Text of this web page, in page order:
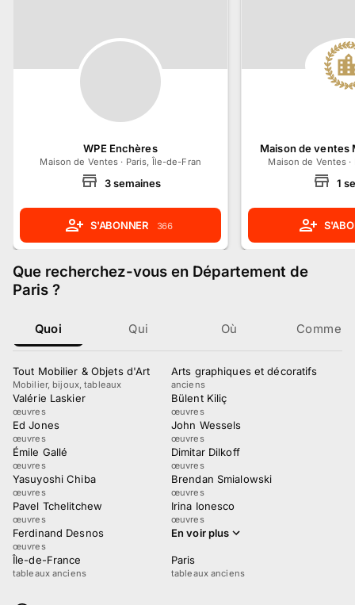
WPE Enchères
Maison de Ventes · Paris, Île-de-France
3semaines
S'ABONNER 366
Maison de ventes
Maison de Ventes ·
1
Que recherchez-vous en Département de
Paris ?
Quoi Qui Où Comment
Tout Mobilier & Objets d'Art
Mobilier, bijoux, tableaux
Arts graphiques et décoratifs
anciens
Valérie Laskier
œuvres
Bülent Kiliç
œuvres
Ed Jones
œuvres
John Wessels
œuvres
Émile Gallé
œuvres
Dimitar Dilkoff
œuvres
Yasuyoshi Chiba
œuvres
Brendan Smialowski
œuvres
Pavel Tchelitchew
œuvres
Irina Ionesco
œuvres
Ferdinand Desnos
œuvres
En voir plus
Île-de-France
tableaux anciens
Paris
tableaux anciens